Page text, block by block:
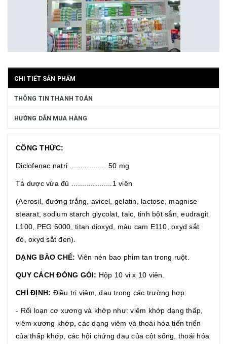
CHI TIẾT SẢN PHẨM
THÔNG TIN THANH TOÁN
HƯỚNG DẪN MUA HÀNG
CÔNG THỨC:
Diclofenac natri ................. 50 mg
Tá dược vừa đủ ...................1 viên
(Aerosil, đường trắng, avicel, gelatin, lactose, magnise
stearat, sodium starch glycolat, talc, tinh bột sắn, eudragit
L100, PEG 6000, titan dioxyd, màu cam E110, oxyd sắt
đỏ, oxyd sắt đen).
DẠNG BÀO CHẾ: Viên nén bao phim tan trong ruột.
QUY CÁCH ĐÓNG GÓI: Hộp 10 vỉ x 10 viên.
CHỈ ĐỊNH: Điều trị viêm, đau trong các trường hợp:
- Rối loạn cơ xương và khớp như: viêm khớp dạng thấp,
viêm xương khớp, các dạng viêm và thoái hóa tiến triển
của thấp khớp, các hội chứng đau của cột sống, thoái hóa